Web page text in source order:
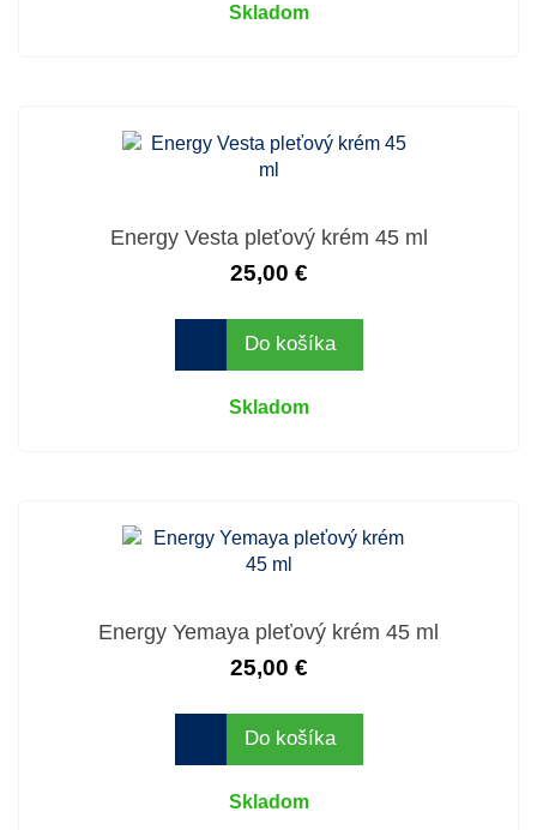
Skladom
Energy Vesta pleťový krém 45 ml
25,00 €
Do košíka
Skladom
Energy Yemaya pleťový krém 45 ml
25,00 €
Do košíka
Skladom